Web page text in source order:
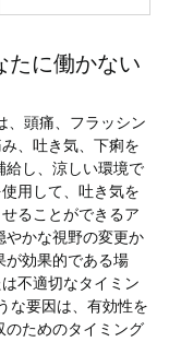
に働かない
頭痛、フラッシン
、吐き気、下痢を
し、涼しい環境で
用して、吐き気を
ることができるア
かな視野の変更か
が効果的である場
不適切なタイミン
な要因は、有効性を
ためのタイミング